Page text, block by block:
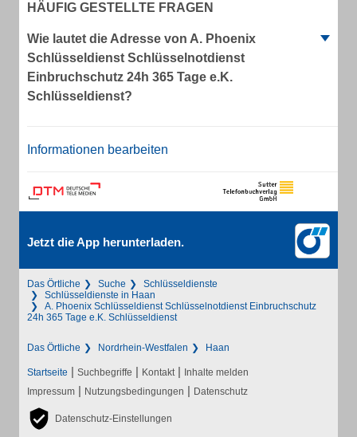
HÄUFIG GESTELLTE FRAGEN
Wie lautet die Adresse von A. Phoenix
Schlüsseldienst Schlüsselnotdienst
Einbruchschutz 24h 365 Tage e.K.
Schlüsseldienst?
Informationen bearbeiten
Jetzt die App herunterladen.
Das Örtliche Suche
Schlüsseldienste
Schlüsseldienste in Haan
A. Phoenix Schlüsseldienst Schlüsselnotdienst Einbruchschutz
24h 365 Tage e.K. Schlüsseldienst
Das Örtliche Nordrhein-Westfalen Haan
Startseite | Suchbegriffe | Kontakt | Inhalte melden
Impressum | Nutzungsbedingungen | Datenschutz
Datenschutz-Einstellungen